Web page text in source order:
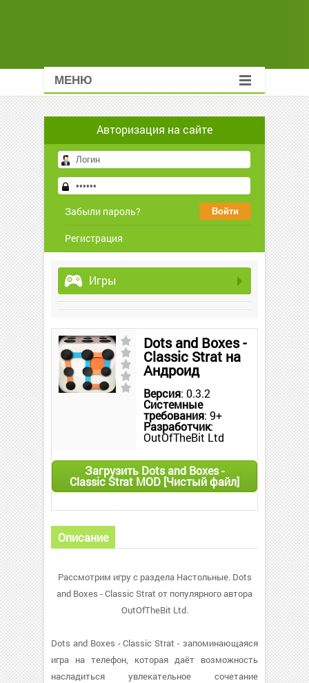
МЕНЮ
Авторизация на сайте
Забыли пароль?
Регистрация
Игры
Dots and Boxes -
Classic Strat на
Андроид
Версия: 0.3.2
Системные
требования: 9+
Разработчик:
OutOfTheBit Ltd
Загрузить Dots and Boxes -
Classic Strat MOD [Чистый файл]
Описание
Рассмотрим игру с раздела Настольные. Dots
and Boxes - Classic Strat от популярного автора
OutOfTheBit Ltd.
Dots and Boxes - Classic Strat - запоминающаяся
игра на телефон, которая даёт возможность
насладиться увлекательное сочетание